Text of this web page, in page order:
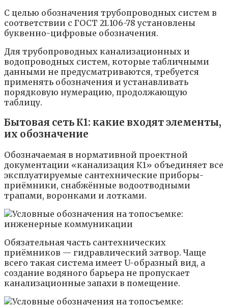
С целью обозначения трубопроводных систем в
соответствии с ГОСТ 21.106-78 установлены
буквенно-цифровые обозначения.
Для трубопроводных канализационных и
водопроводных систем, которые табличными
данными не предусматриваются, требуется
применять обозначения и устанавливать
порядковую нумерацию, продолжающую
таблицу.
Бытовая сеть К1: какие входят элементы,
их обозначение
Обозначаемая в нормативной проектной
документации «канализация К1» объединяет все
эксплуатируемые сантехнические приборы-
приёмники, снабжённые водоотводными
трапами, воронками и лотками.
Обязательная часть сантехнических
приёмников — гидравлический затвор. Чаще
всего такая система имеет U-образный вид, а
создание водяного барьера не пропускает
канализационные запахи в помещение.